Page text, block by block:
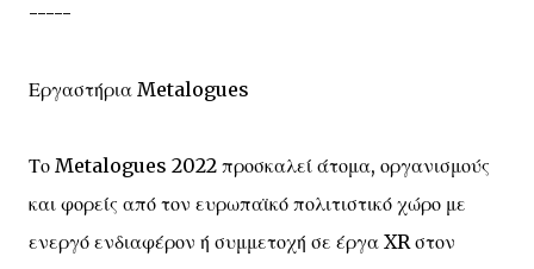
-----
Εργαστήρια Metalogues
Το Metalogues 2022 προσκαλεί άτομα, οργανισμούς
και φορείς από τον ευρωπαϊκό πολιτιστικό χώρο με
ενεργό ενδιαφέρον ή συμμετοχή σε έργα XR στον